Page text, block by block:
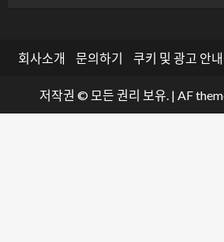
회사소개 문의하기 쿠키 및 광고 안내
저작권 © 모든 권리 보유. | AF